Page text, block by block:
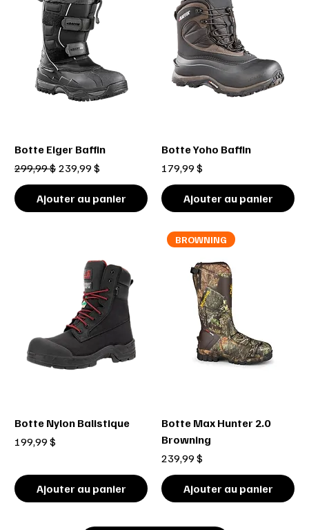
Botte Eiger Baffin
Prix original
299,99 $ Prix promotionnel
239,99 $
Ajouter au panier
Botte Yoho Baffin
Prix
179,99 $
Ajouter au panier
Botte Nylon Balistique
Prix
199,99 $
Ajouter au panier
BROWNING
Botte Max Hunter 2.0
Browning
Prix
239,99 $
Ajouter au panier